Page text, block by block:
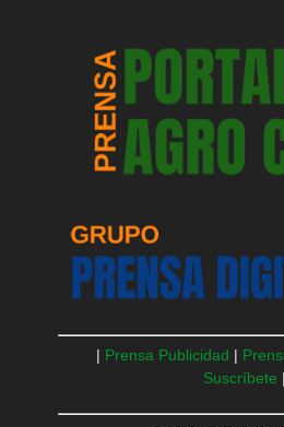
| Prensa Publicidad |
Suscríbete |